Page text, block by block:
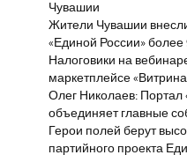
Чувашии
Жители Чувашии
«Единой России»
Налоговики на
маркетплейсе
Олег Николаев: Портал
объединяет главные
Герои полей берут
партийного проекта